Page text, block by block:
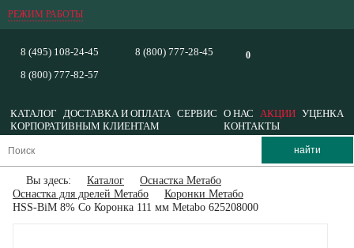
РЕЖИМ РАБОТЫ
0
8 (495) 108-24-45
8 (800) 777-82-57
8 (800) 777-28-45
КАТАЛОГ ДОСТАВКА И ОПЛАТА СЕРВИС О НАС АКЦИИ УЦЕНКА
КОРПОРАТИВНЫМ КЛИЕНТАМ
КОНТАКТЫ
Вы здесь: Каталог
Оснастка Метабо
Оснастка для дрелей Метабо
Коронки Метабо
HSS-BiM 8% Co Коронка 111 мм Metabo 625208000